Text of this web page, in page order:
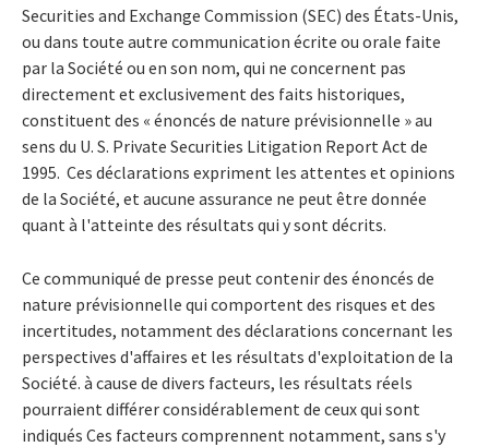
Securities and Exchange Commission (SEC) des États-Unis,
ou dans toute autre communication écrite ou orale faite
par la Société ou en son nom, qui ne concernent pas
directement et exclusivement des faits historiques,
constituent des « énoncés de nature prévisionnelle » au
sens du U. S. Private Securities Litigation Report Act de
1995. Ces déclarations expriment les attentes et opinions
de la Société, et aucune assurance ne peut être donnée
quant à l'atteinte des résultats qui y sont décrits.
Ce communiqué de presse peut contenir des énoncés de
nature prévisionnelle qui comportent des risques et des
incertitudes, notamment des déclarations concernant les
perspectives d'affaires et les résultats d'exploitation de la
Société. à cause de divers facteurs, les résultats réels
pourraient différer considérablement de ceux qui sont
indiqués Ces facteurs comprennent notamment, sans s'y